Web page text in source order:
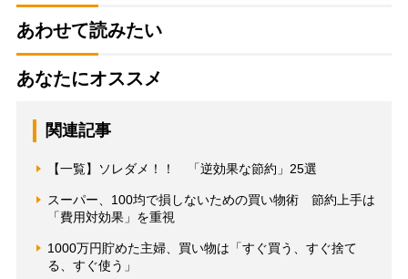
あわせて読みたい
あなたにオススメ
関連記事
【一覧】ソレダメ！！ 「逆効果な節約」25選
スーパー、100均で損しないための買い物術 節約上手は
「費用対効果」を重視
1000万円貯めた主婦、買い物は「すぐ買う、すぐ捨て
る、すぐ使う」